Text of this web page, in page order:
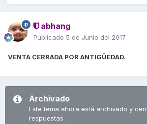
abhang
Publicado 5 de Junio del 2017
VENTA CERRADA POR ANTIGÜEDAD.
Archivado
Este tema ahora está archivado y
respuestas.